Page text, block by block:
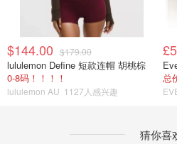
$144.00 $179.00
lululemon Define 短款连帽 胡桃棕
0-8码！！！！
lululemon AU 1127人感兴趣
总
猜你喜